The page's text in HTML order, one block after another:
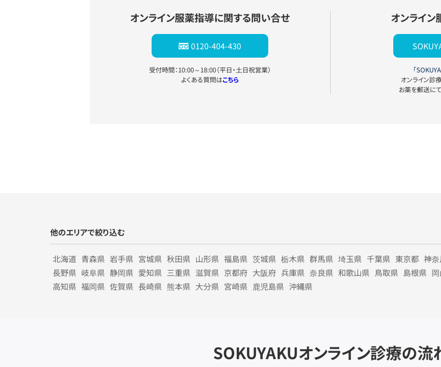
オンライン服薬指導に関する問い合せ
0120-404-430
受付時間：10:00～18:00（平日・土日祝営業）
よくある質問はこちら
オンライ
「
オンライン診
お薬を郵送に
他のエリアで絞り込む
北海道 青森県 岩手県 宮城県 秋田県 山形県 福島県 茨城県 栃木県 群馬県 埼玉県 千葉県 東京都 神
長野県 岐阜県 静岡県 愛知県 三重県 滋賀県 京都府 大阪府 兵庫県 奈良県 和歌山県 鳥取県 島根県
高知県 福岡県 佐賀県 長崎県 熊本県 大分県 宮崎県 鹿児島県 沖縄県
SOKUYAKUオンライン診療の流